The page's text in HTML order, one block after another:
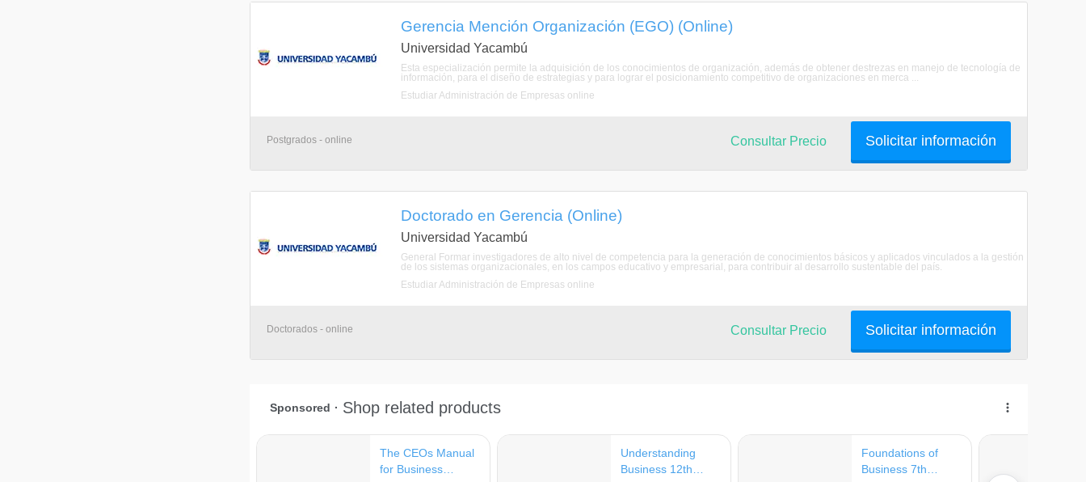
Gerencia Mención Organización (EGO) (Online)
Universidad Yacambú
Esta especialización permite la adquisición de los conocimientos de organización, además de obtener destrezas en manejo de tecnología de
información, para el diseño de estrategias y para lograr el posicionamiento competitivo de organizaciones en merca ...
Estudiar Administración de Empresas online
Postgrados - online Solicitar información
Consultar Precio
Doctorado en Gerencia (Online)
Universidad Yacambú
General Formar investigadores de alto nivel de competencia para la generación de conocimientos básicos y aplicados vinculados a la gestión
de los sistemas organizacionales, en los campos educativo y empresarial, para contribuir al desarrollo sustentable del país.
Estudiar Administración de Empresas online
Doctorados - online Solicitar información
Consultar Precio